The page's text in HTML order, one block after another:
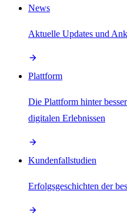
News
Aktuelle Updates und
Plattform
Die Plattform hinter
digitalen Erlebnissen
Kundenfallstudien
Erfolgsgeschichten der